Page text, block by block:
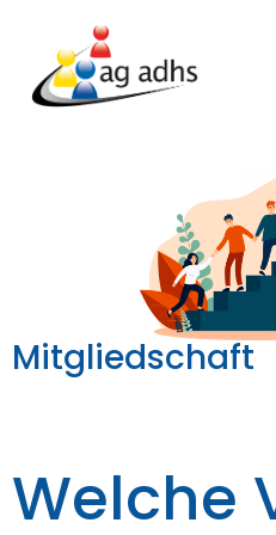
Mitgliedschaft
Welche